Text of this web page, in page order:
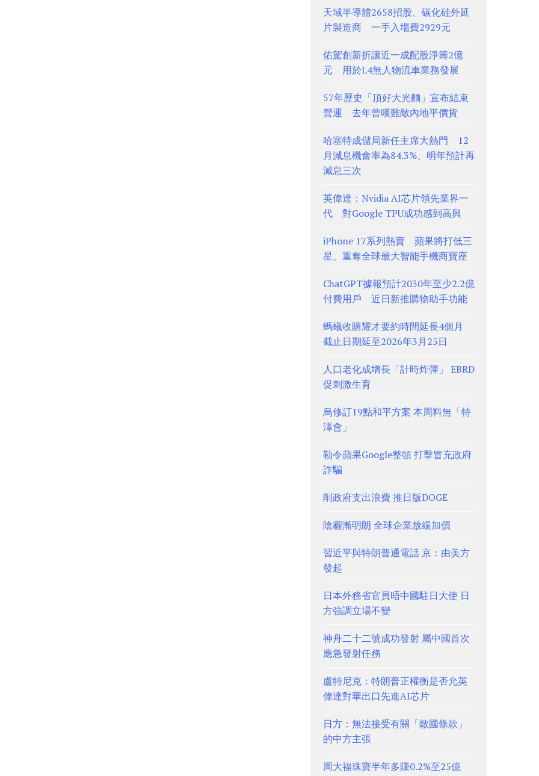
天域半導體2658招股、碳化硅外延
片製造商 一手入場費2929元
佑駕創新折讓近一成配股淨籌2億
元 用於L4無人物流車業務發展
57年歷史「頂好大光麵」宣布結束
營運 去年曾嘆難敵內地平價貨
哈塞特成儲局新任主席大熱門 12
月減息機會率為84.3%、明年預計再
減息三次
英偉達：Nvidia AI芯片領先業界一
代 對Google TPU成功感到高興
iPhone 17系列熱賣 蘋果將打低三
星、重奪全球最大智能手機商寶座
ChatGPT據報預計2030年至少2.2億
付費用戶 近日新推購物助手功能
螞蟻收購耀才要約時間延長4個月
截止日期延至2026年3月25日
人口老化成增長「計時炸彈」 EBRD
促刺激生育
烏修訂19點和平方案 本周料無「特
澤會」
勒令蘋果Google整頓 打擊冒充政府
詐騙
削政府支出浪費 推日版DOGE
陰霾漸明朗 全球企業放緩加價
習近平與特朗普通電話 京：由美方
發起
日本外務省官員晤中國駐日大使 日
方強調立場不變
神舟二十二號成功發射 屬中國首次
應急發射任務
盧特尼克：特朗普正權衡是否允英
偉達對華出口先進AI芯片
日方：無法接受有關「敵國條款」
的中方主張
周大福珠寶半年多賺0.2%至25億